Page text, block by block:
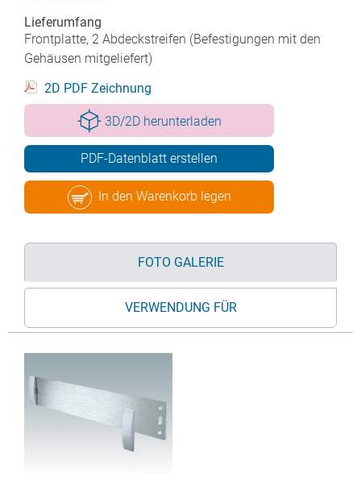
Lieferumfang
Frontplatte, 2 Abdeckstreifen (Befestigungen mit den
Gehäusen mitgeliefert)
2D PDF Zeichnung
3D/2D herunterladen
PDF-Datenblatt erstellen
In den Warenkorb legen
FOTO GALERIE
VERWENDUNG FÜR